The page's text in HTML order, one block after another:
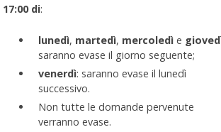
17:00 di:
lunedì, martedì, mercoledì e
saranno evase il giorno seguente;
venerdì: saranno evase il lunedì
successivo.
Non tutte le domande pervenute
verranno evase.